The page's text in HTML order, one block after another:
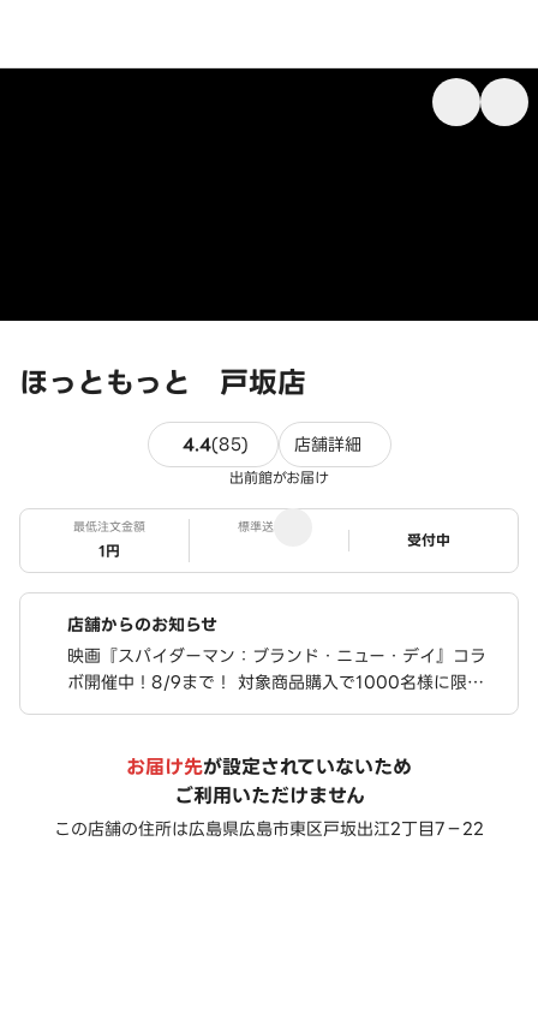
ほっともっと 戸坂店
4.4(85)85件のレビュー
店舗詳細
出前館がお届け
最低注文金額
1円
標準送料
ステータス
受付中
店舗からのお知らせ
映画『スパイダーマン：ブランド・ニュー・デイ』コラ
ボ開催中！8/9まで！ 対象商品購入で1000名様に限定
ステッカーが当たる！ さらに、豪華限定グッズが合計76
お届け先が設定されていないため
ご利用いただけません
この店舗の住所は広島県広島市東区戸坂出江2丁目7－22